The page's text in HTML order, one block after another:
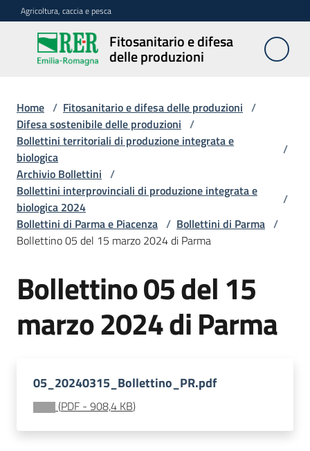
Vai al contenuto
Vai alla navigazione
Vai al footer
Agricoltura, caccia e pesca
Fitosanitario e difesa
delle produzioni
Fitosanitario
e difesa
produzioni
Avversità
delle
piante
Sorveglianza
Difesa
sostenibile
Vivaismo
sementi
Home / Fitosanitario e difesa delle produzioni /
Difesa sostenibile delle produzioni /
Bollettini territoriali di produzione integrata e
biologica
/
Archivio Bollettini /
Bollettini interprovinciali di produzione integrata e
biologica 2024
/
Bollettini di Parma e Piacenza / Bollettini di Parma /
Bollettino 05 del 15 marzo 2024 di Parma
Bollettino 05 del 15
marzo 2024 di Parma
05_20240315_Bollettino_PR.pdf
(PDF - 908,4 KB)